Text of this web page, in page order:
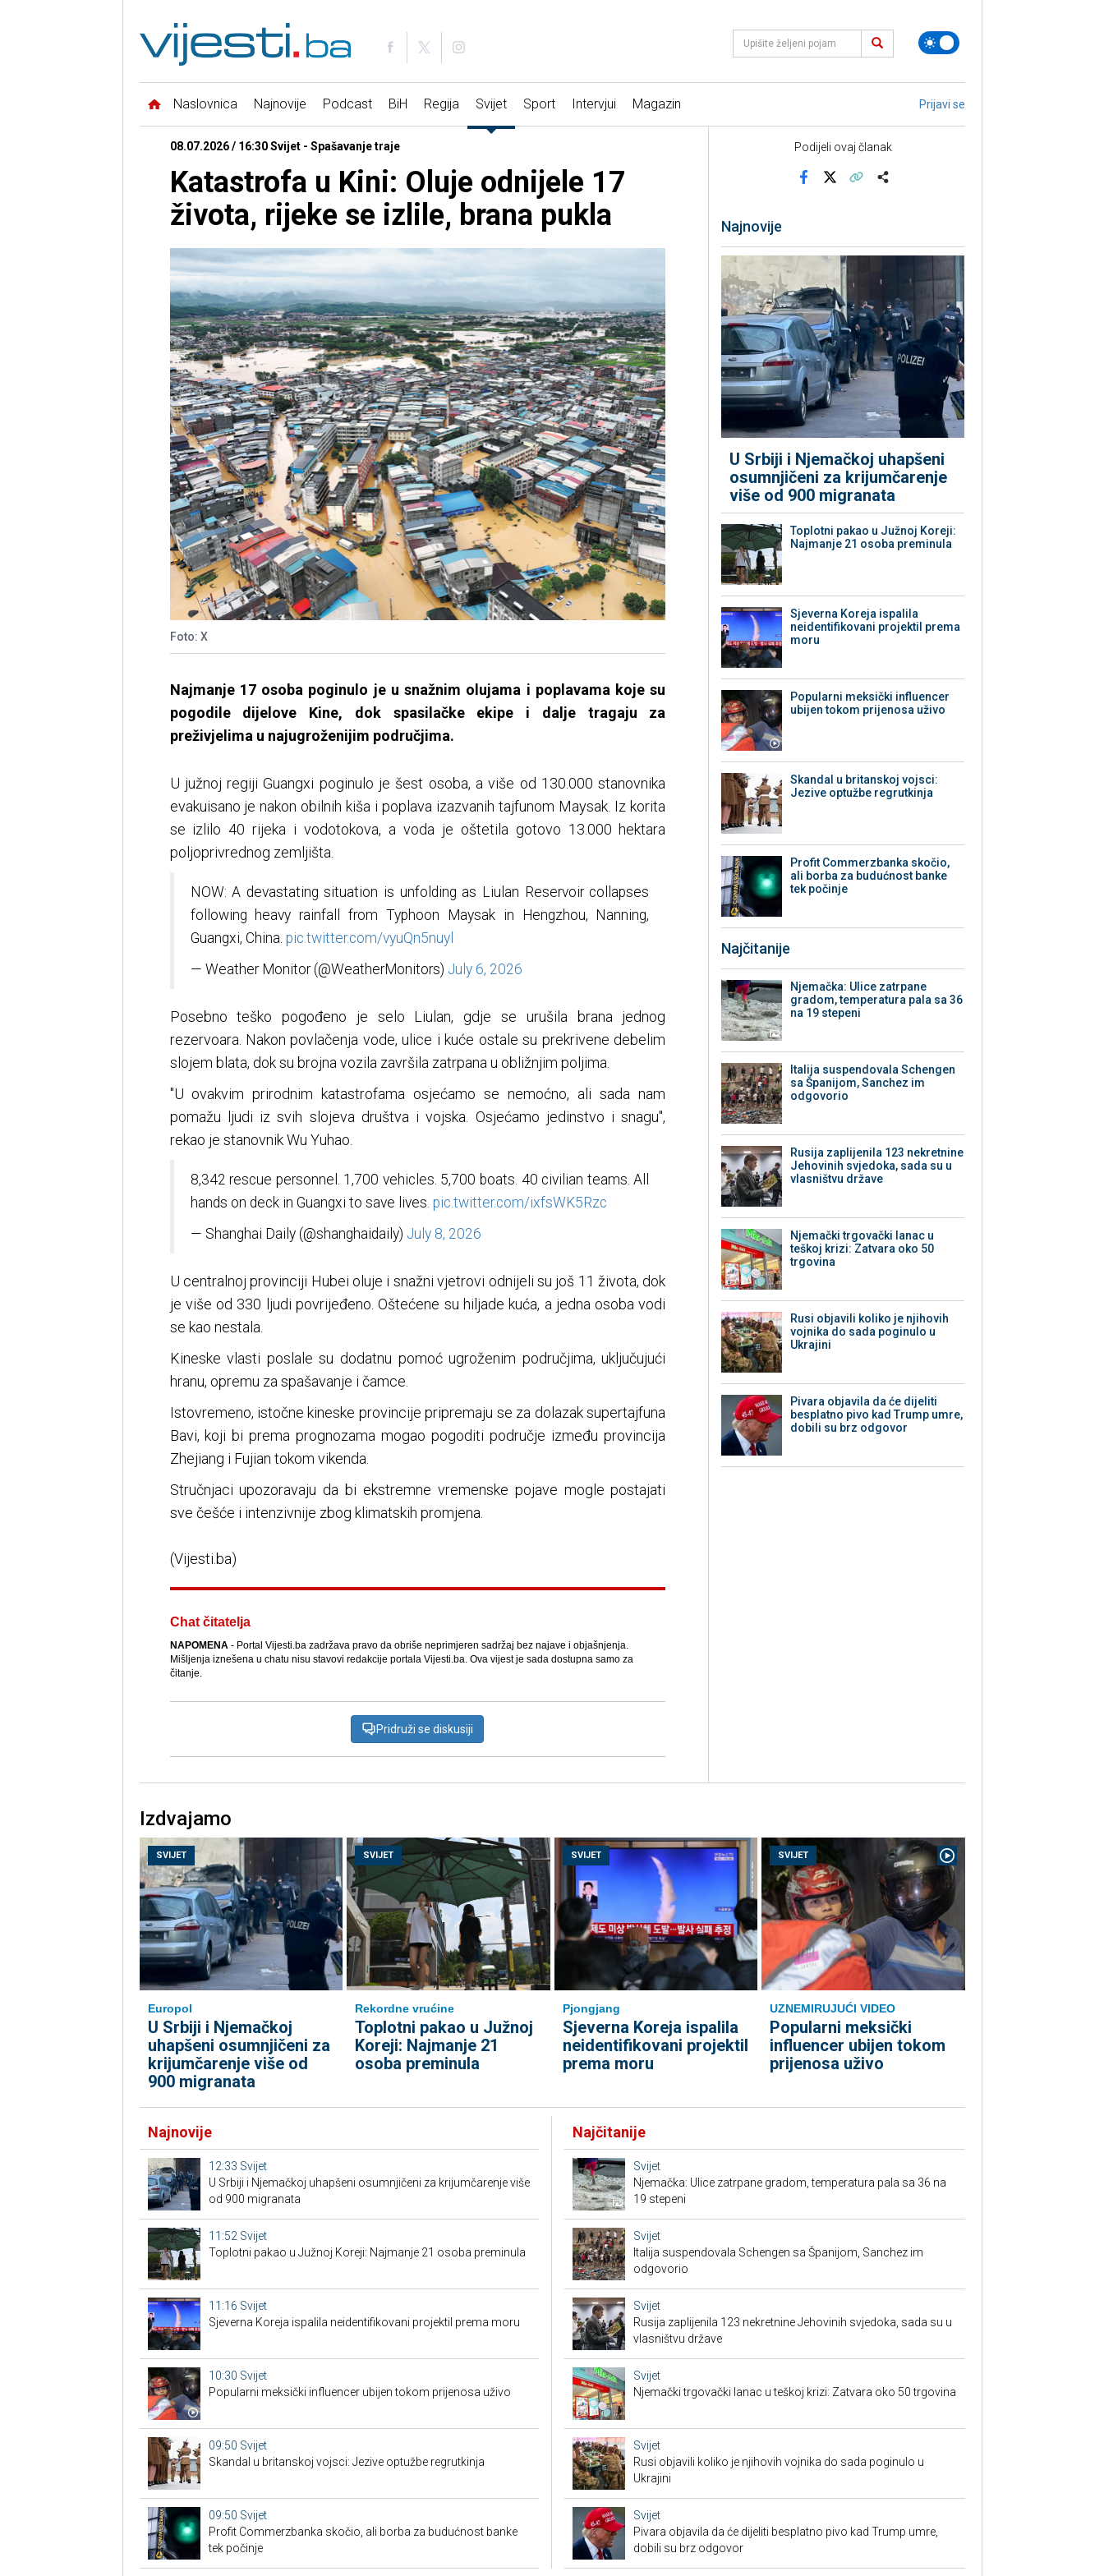
Naslovnica Najnovije Podcast BiH Regija Svijet Sport Intervjui Magazin Prijavi se
08.07.2026 / 16:30 Svijet - Spašavanje traje
Katastrofa u Kini: Oluje odnijele 17
života, rijeke se izlile, brana pukla
Foto: X
Najmanje 17 osoba poginulo je u snažnim olujama i poplavama koje su
pogodile dijelove Kine, dok spasilačke ekipe i dalje tragaju za
preživjelima u najugroženijim područjima.
U južnoj regiji Guangxi poginulo je šest osoba, a više od 130.000 stanovnika
evakuisano je nakon obilnih kiša i poplava izazvanih tajfunom Maysak. Iz korita
se izlilo 40 rijeka i vodotokova, a voda je oštetila gotovo 13.000 hektara
poljoprivrednog zemljišta.
NOW: A devastating situation is unfolding as Liulan Reservoir collapses
following heavy rainfall from Typhoon Maysak in Hengzhou, Nanning,
Guangxi, China. pic.twitter.com/vyuQn5nuyl
— Weather Monitor (@WeatherMonitors) July 6, 2026
Posebno teško pogođeno je selo Liulan, gdje se urušila brana jednog
rezervoara. Nakon povlačenja vode, ulice i kuće ostale su prekrivene debelim
slojem blata, dok su brojna vozila završila zatrpana u obližnjim poljima.
"U ovakvim prirodnim katastrofama osjećamo se nemoćno, ali sada nam
pomažu ljudi iz svih slojeva društva i vojska. Osjećamo jedinstvo i snagu",
rekao je stanovnik Wu Yuhao.
8,342 rescue personnel. 1,700 vehicles. 5,700 boats. 40 civilian teams. All
hands on deck in Guangxi to save lives. pic.twitter.com/ixfsWK5Rzc
— Shanghai Daily (@shanghaidaily) July 8, 2026
U centralnoj provinciji Hubei oluje i snažni vjetrovi odnijeli su još 11 života, dok
je više od 330 ljudi povrijeđeno. Oštećene su hiljade kuća, a jedna osoba vodi
se kao nestala.
Kineske vlasti poslale su dodatnu pomoć ugroženim područjima, uključujući
hranu, opremu za spašavanje i čamce.
Istovremeno, istočne kineske provincije pripremaju se za dolazak supertajfuna
Bavi, koji bi prema prognozama mogao pogoditi područje između provincija
Zhejiang i Fujian tokom vikenda.
Stručnjaci upozoravaju da bi ekstremne vremenske pojave mogle postajati
sve češće i intenzivnije zbog klimatskih promjena.
(Vijesti.ba)
Chat čitatelja
NAPOMENA- Portal Vijesti.ba zadržava pravo da obriše neprimjeren sadržaj bez najave i objašnjenja.
Mišljenja iznešena u chatu nisu stavovi redakcije portala Vijesti.ba. Ova vijest je sada dostupna samo za
čitanje.
Pridruži se diskusiji
Podijeli ovaj članak
Najnovije
U Srbiji i Njemačkoj uhapšeni
osumnjičeni za krijumčarenje
više od 900 migranata
Toplotni pakao u Južnoj Koreji:
Najmanje 21 osoba preminula
Sjeverna Koreja ispalila
neidentifikovani projektil prema
moru
Popularni meksički influencer
ubijen tokom prijenosa uživo
Skandal u britanskoj vojsci:
Jezive optužbe regrutkinja
Profit Commerzbanka skočio,
ali borba za budućnost banke
tek počinje
Najčitanije
Njemačka: Ulice zatrpane
gradom, temperatura pala sa 36
na 19 stepeni
Italija suspendovala Schengen
sa Španijom, Sanchez im
odgovorio
Rusija zaplijenila 123 nekretnine
Jehovinih svjedoka, sada su u
vlasništvu države
Njemački trgovački lanac u
teškoj krizi: Zatvara oko 50
trgovina
Rusi objavili koliko je njihovih
vojnika do sada poginulo u
Ukrajini
Pivara objavila da će dijeliti
besplatno pivo kad Trump umre,
dobili su brz odgovor
Izdvajamo
SVIJET
Europol
U Srbiji i Njemačkoj
uhapšeni osumnjičeni za
krijumčarenje više od
900 migranata
SVIJET
Rekordne vrućine
Toplotni pakao u Južnoj
Koreji: Najmanje 21
osoba preminula
SVIJET
Pjongjang
Sjeverna Koreja ispalila
neidentifikovani projektil
prema moru
SVIJET
UZNEMIRUJUĆI VIDEO
Popularni meksički
influencer ubijen tokom
prijenosa uživo
Najnovije
12:33 Svijet
U Srbiji i Njemačkoj uhapšeni osumnjičeni za krijumčarenje više
od 900 migranata
11:52 Svijet
Toplotni pakao u Južnoj Koreji: Najmanje 21 osoba preminula
11:16 Svijet
Sjeverna Koreja ispalila neidentifikovani projektil prema moru
10:30 Svijet
Popularni meksički influencer ubijen tokom prijenosa uživo
09:50 Svijet
Skandal u britanskoj vojsci: Jezive optužbe regrutkinja
09:50 Svijet
Profit Commerzbanka skočio, ali borba za budućnost banke
tek počinje
Najčitanije
Svijet
Njemačka: Ulice zatrpane gradom, temperatura pala sa 36 na
19 stepeni
Svijet
Italija suspendovala Schengen sa Španijom, Sanchez im
odgovorio
Svijet
Rusija zaplijenila 123 nekretnine Jehovinih svjedoka, sada su u
vlasništvu države
Svijet
Njemački trgovački lanac u teškoj krizi: Zatvara oko 50 trgovina
Svijet
Rusi objavili koliko je njihovih vojnika do sada poginulo u
Ukrajini
Svijet
Pivara objavila da će dijeliti besplatno pivo kad Trump umre,
dobili su brz odgovor